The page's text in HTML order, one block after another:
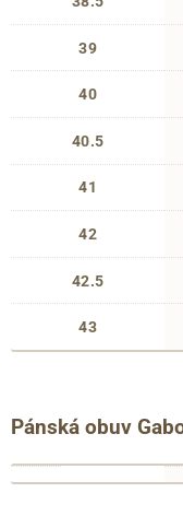
39
40
40.5
41
42
42.5
43
Pánská obuv
francouzské